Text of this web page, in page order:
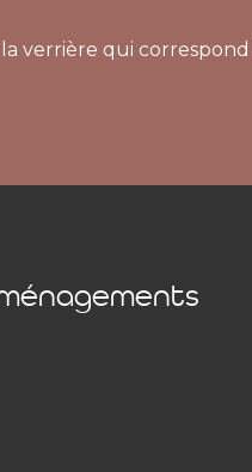
verrière qui